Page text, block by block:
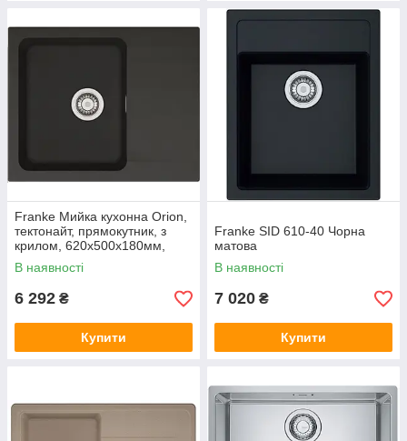
Franke Мийка кухонна Orion,
тектонайт, прямокутник, з
крилом, 620х500х180мм,
чаша - 1, накладна, OID 611-
62, чорний
В наявності
6 292 ₴
Купити
Franke SID 610-40 Чорна
матова
В наявності
7 020 ₴
Купити